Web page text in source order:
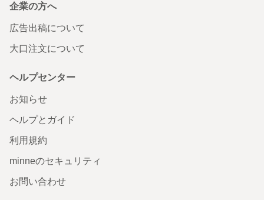
企業の方へ
広告出稿について
大口注文について
ヘルプセンター
お知らせ
ヘルプとガイド
利用規約
minneのセキュリティ
お問い合わせ